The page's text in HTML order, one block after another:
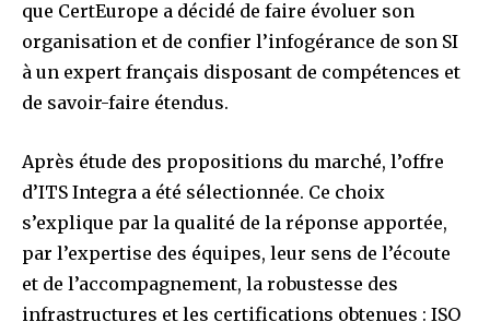
que CertEurope a décidé de faire évoluer son
organisation et de confier l’infogérance de son SI
à un expert français disposant de compétences et
de savoir-faire étendus.
Après étude des propositions du marché, l’offre
d’ITS Integra a été sélectionnée. Ce choix
s’explique par la qualité de la réponse apportée,
par l’expertise des équipes, leur sens de l’écoute
et de l’accompagnement, la robustesse des
infrastructures et les certifications obtenues : ISO